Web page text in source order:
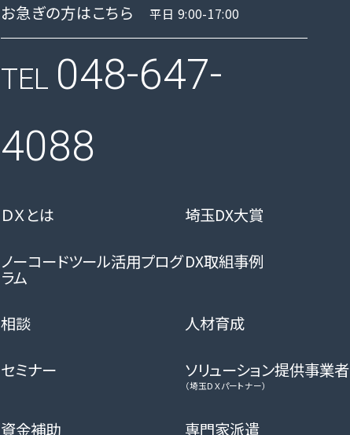
お急ぎの方はこちら 平日 9:00-17:00
TEL 048-647-
4088
ＤＸとは 埼玉DX大賞
ノーコードツール活用プログ
ラム
DX取組事例
相談 人材育成
セミナー ソリューション提供事業者
（埼玉ＤＸパートナー）
資金補助 専門家派遣